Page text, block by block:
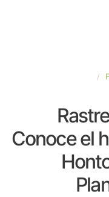
Conoce el